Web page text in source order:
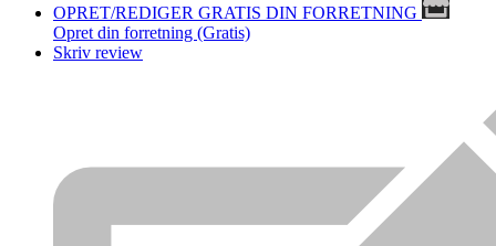
OPRET/REDIGER GRATIS DIN FORRETNING
Opret din forretning (Gratis)
Skriv review